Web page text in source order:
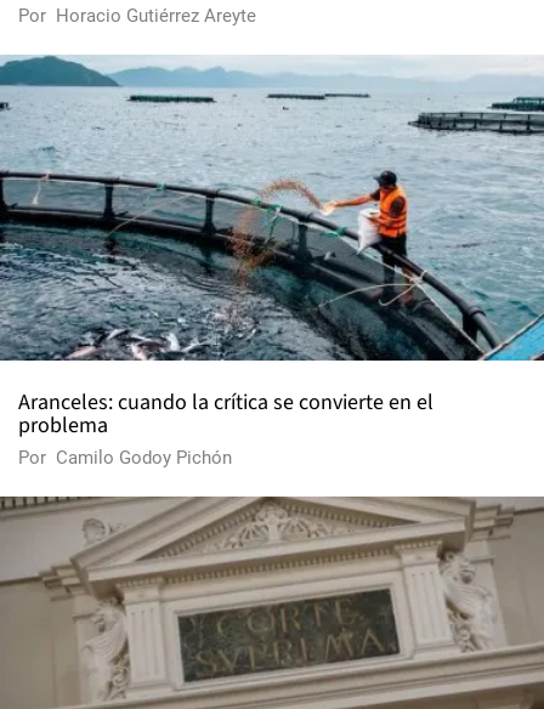
Por Horacio Gutiérrez Areyte
Aranceles: cuando la crítica se convierte en el
problema
Por Camilo Godoy Pichón